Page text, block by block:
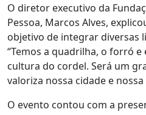
O diretor executivo da
Pessoa, Marcos Alves,
objetivo de integrar diversas
“Temos a quadrilha, o forró
cultura do cordel. Será um
valoriza nossa cidade e
O evento contou com a